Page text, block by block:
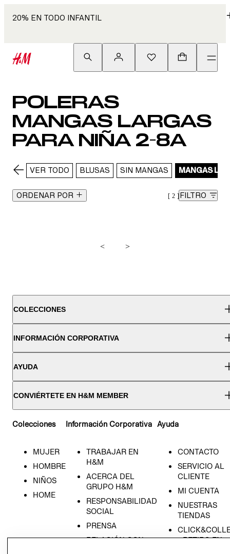
20% EN TODO INFANTIL
POLERAS
MANGAS LARGAS
PARA NIÑA 2-8A
VER TODO BLUSAS SIN MANGAS MANGAS
ORDENAR POR 2 FILTRO
< >
COLECCIONES
INFORMACIÓN CORPORATIVA
AYUDA
CONVIÉRTETE EN H&M MEMBER
Colecciones
MUJER
HOMBRE
NIÑOS
HOME
Información Corporativa
TRABAJAR EN
H&M
ACERCA DEL
GRUPO H&M
RESPONSABILIDAD
SOCIAL
PRENSA
RELACIÓN CON
Ayuda
CONTACTO
SERVICIO AL
CLIENTE
MI CUENTA
NUESTRAS
TIENDAS
- RETIRO EN